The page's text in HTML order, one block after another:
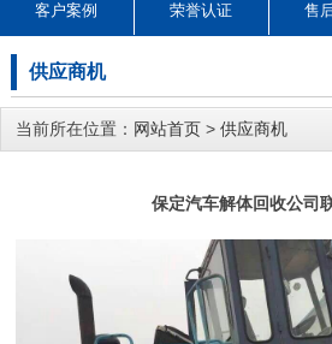
客户案例 荣誉认证 售
供应商机
当前所在位置： 网站首页 > 供应商机
保定汽车解体回收公司